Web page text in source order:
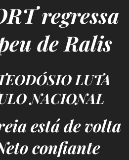
regressa
de Ralis
LUTA
NACIONAL
está de volta
confiante